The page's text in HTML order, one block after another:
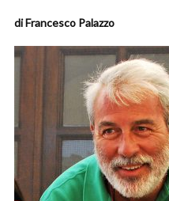
di Francesco Palazzo